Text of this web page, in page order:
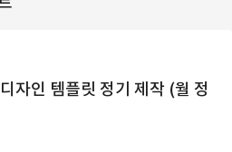
자인 템플릿 정기 제작 (월 정